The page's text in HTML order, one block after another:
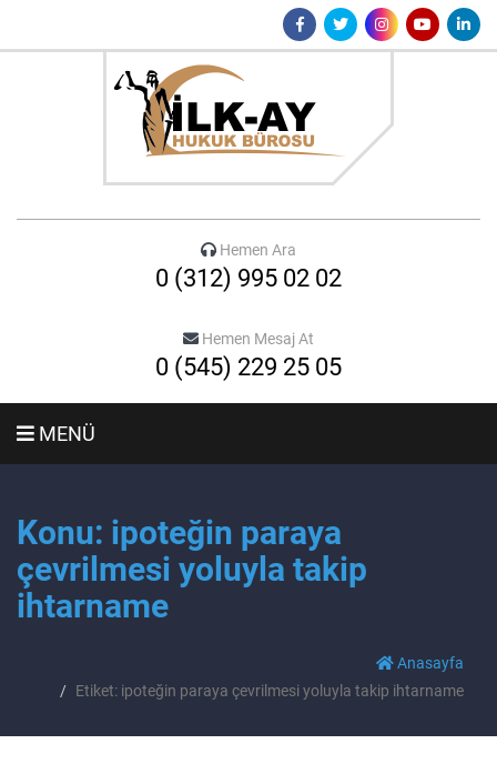
Hemen Ara
0 (312) 995 02 02
Hemen Mesaj At
0 (545) 229 25 05
MENÜ
Konu: ipoteğin paraya
çevrilmesi yoluyla takip
ihtarname
Anasayfa
Etiket: ipoteğin paraya çevrilmesi yoluyla takip ihtarname